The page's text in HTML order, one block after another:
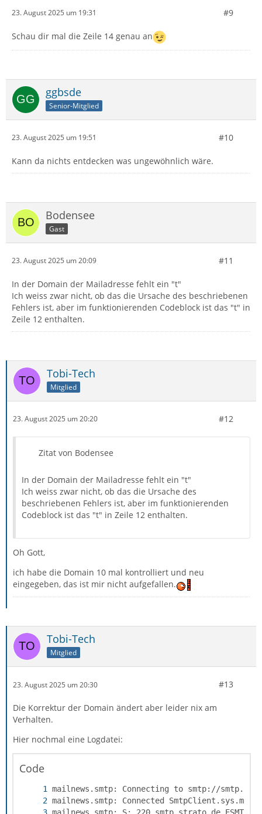
23. August 2025 um 19:31 #9
Schau dir mal die Zeile 14 genau an
ggbsde
Senior-Mitglied
23. August 2025 um 19:51 #10
Kann da nichts entdecken was ungewöhnlich wäre.
Bodensee
Gast
23. August 2025 um 20:09 #11
In der Domain der Mailadresse fehlt ein "t"
Ich weiss zwar nicht, ob das die Ursache des beschriebenen
Fehlers ist, aber im funktionierenden Codeblock ist das "t" in
Zeile 12 enthalten.
Tobi-Tech
Mitglied
23. August 2025 um 20:20 #12
Zitat von Bodensee
In der Domain der Mailadresse fehlt ein "t"
Ich weiss zwar nicht, ob das die Ursache des
beschriebenen Fehlers ist, aber im funktionierenden
Codeblock ist das "t" in Zeile 12 enthalten.
Oh Gott,
ich habe die Domain 10 mal kontrolliert und neu
eingegeben, das ist mir nicht aufgefallen.
Tobi-Tech
Mitglied
23. August 2025 um 20:30 #13
Die Korrektur der Domain ändert aber leider nix am
Verhalten.
Hier nochmal eine Logdatei:
Code